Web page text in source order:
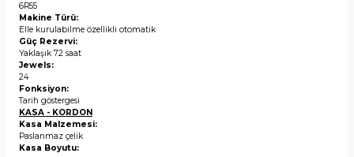
6R55
Makine Türü:
Elle kurulabilme özellikli otomatik
Güç Rezervi:
Yaklaşık 72 saat
Jewels:
24
Fonksiyon:
Tarih göstergesi
KASA - KORDON
Kasa Malzemesi:
Paslanmaz çelik
Kasa Boyutu: